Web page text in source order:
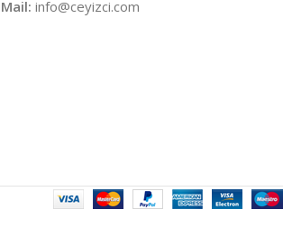
Mail: info@ceyizci.com